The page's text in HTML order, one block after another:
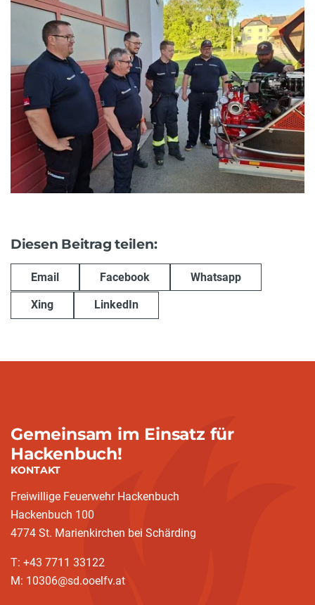
Diesen Beitrag teilen:
Email Facebook Whatsapp
Xing LinkedIn
Gemeinsam im Einsatz für
Hackenbuch!
KONTAKT
Freiwillige Feuerwehr Hackenbuch
Hackenbuch 100
4774 St. Marienkirchen bei Schärding
T: +43 7711 33122
M: 10306@sd.ooelfv.at